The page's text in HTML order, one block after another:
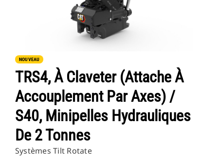
NOUVEAU
TRS4, À Claveter (attache À
Accouplement Par Axes) /
S40, Minipelles Hydrauliques
De 2 Tonnes
Systèmes Tilt Rotate